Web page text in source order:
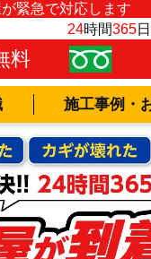
緊急で対応します
24時間365
料
施工事例・